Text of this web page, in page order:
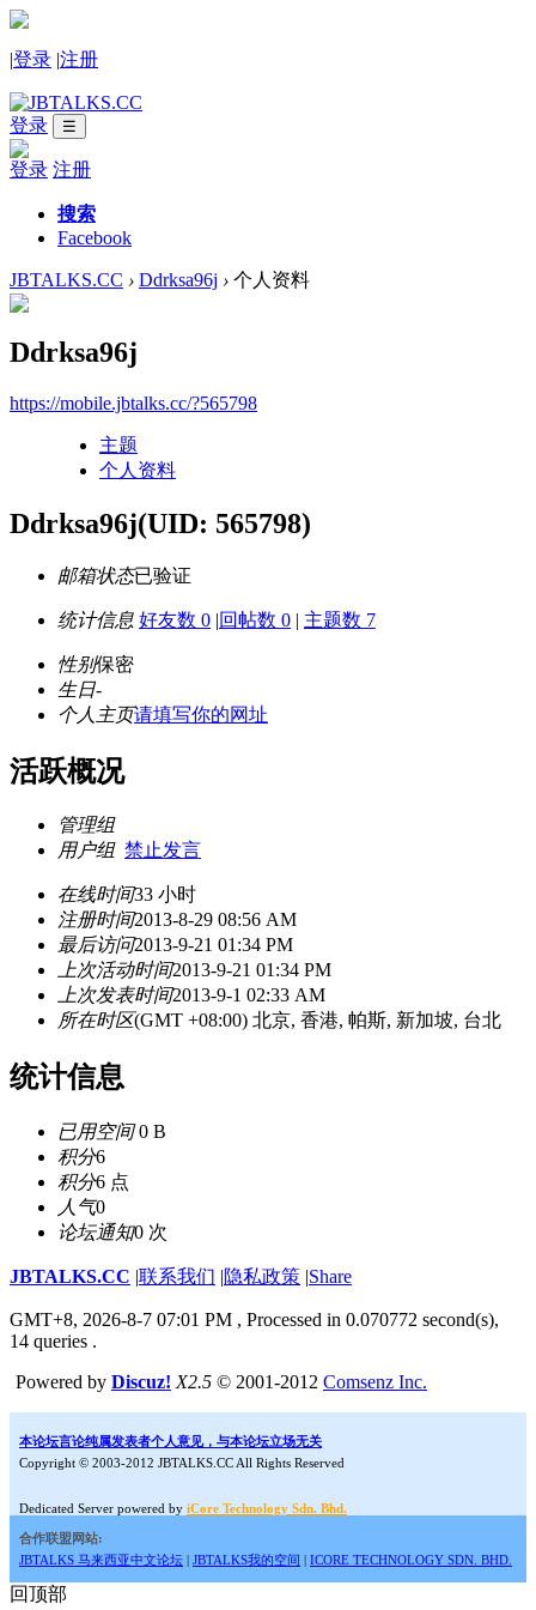
|登录 |注册
登录 ☰
登录 注册
搜索
Facebook
JBTALKS.CC › Ddrksa96j › 个人资料
Ddrksa96j
https://mobile.jbtalks.cc/?565798
主题
个人资料
Ddrksa96j(UID: 565798)
邮箱状态已验证
统计信息 好友数 0 |回帖数 0 | 主题数 7
性别保密
生日-
个人主页请填写你的网址
活跃概况
管理组
用户组 禁止发言
在线时间33 小时
注册时间2013-8-29 08:56 AM
最后访问2013-9-21 01:34 PM
上次活动时间2013-9-21 01:34 PM
上次发表时间2013-9-1 02:33 AM
所在时区(GMT +08:00) 北京, 香港, 帕斯, 新加坡, 台北
统计信息
已用空间0 B
积分6
积分6 点
人气0
论坛通知0 次
JBTALKS.CC |联系我们 |隐私政策 |Share
GMT+8, 2026-8-7 07:01 PM , Processed in 0.070772 second(s),
14 queries .
Powered by Discuz! X2.5 © 2001-2012 Comsenz Inc.
本论坛言论纯属发表者个人意见，与本论坛立场无关
Copyright © 2003-2012 JBTALKS.CC All Rights Reserved
Dedicated Server powered by iCore Technology Sdn. Bhd.
合作联盟网站:
JBTALKS 马来西亚中文论坛
JBTALKS我的空间 ICORE TECHNOLOGY SDN. BHD.
回顶部